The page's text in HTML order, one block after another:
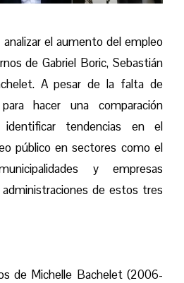
el aumento del empleo
de Gabriel Boric, Sebastián
A pesar de la falta de
hacer una comparación
tendencias en el
público en sectores como el
y empresas
de estos tres
de Michelle Bachelet (2006-